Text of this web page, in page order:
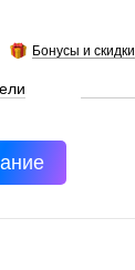
Бонусы и скидки